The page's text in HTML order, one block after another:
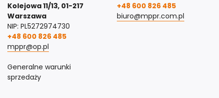
Kolejowa 11/13, 01-217
Warszawa
NIP: PL5272974730
+48 600 826 485
mppr@op.pl
Generalne warunki
sprzedaży
+48 600 826 485
biuro@mppr.com.pl